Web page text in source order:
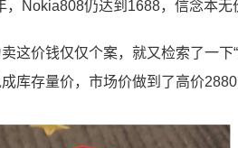
这价钱仅仅个案，就又检索了一下
库存量价，市场价做到了高价